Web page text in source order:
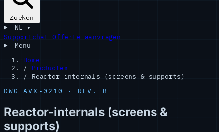
Zoeken
NL ▾
SupportchatOfferte aanvragen
Menu
Home
/
Producten
/
Reactor-internals (screens & supports)
DWG AVX-0210 · REV. B
Reactor-internals (screens &
supports)